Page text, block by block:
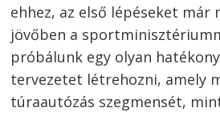
ehhez, az első lépéseket már
jövőben a
próbálunk egy olyan
tervezetet létrehozni, amely
túraautózás szegmensét,